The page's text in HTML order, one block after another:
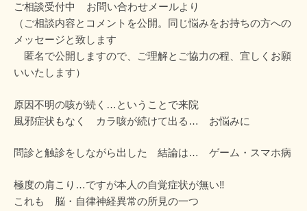
ご相談受付中 お問い合わせメールより
（ご相談内容とコメントを公開。同じ悩みをお持ちの方への
メッセージと致します
匿名で公開しますので、ご理解とご協力の程、宜しくお願
いいたします）
原因不明の咳が続く…ということで来院
風邪症状もなく カラ咳が続けて出る… お悩みに
問診と触診をしながら出した 結論は… ゲーム・スマホ病
極度の肩こり…ですが本人の自覚症状が無い‼
これも 脳・自律神経異常の所見の一つ